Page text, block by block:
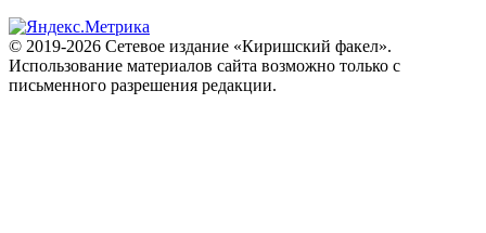
© 2019-2026 Сетевое издание «Киришский факел».
Использование материалов сайта возможно только с
письменного разрешения редакции.